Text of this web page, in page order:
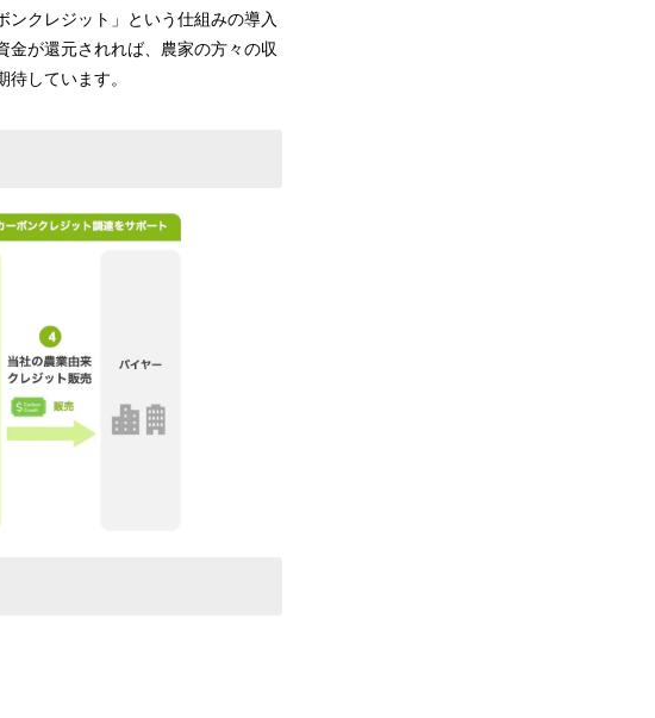
ンクレジット」という仕組みの導入
金が還元されれば、農家の方々の収
しています。